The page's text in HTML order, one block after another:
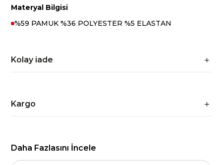
Materyal Bilgisi
%59 PAMUK %36 POLYESTER %5 ELASTAN
Kolay iade
Kargo
Daha Fazlasını İncele